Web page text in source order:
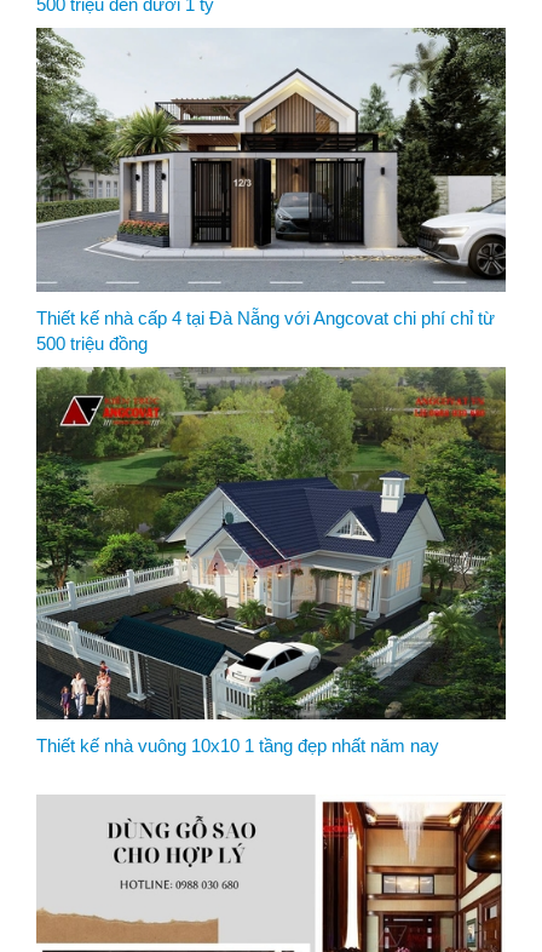
Thiết kế nhà cấp 4 tại Đà Nẵng với Angcovat chi phí chỉ từ
500 triệu đồng
Thiết kế nhà vuông 10x10 1 tầng đẹp nhất năm nay